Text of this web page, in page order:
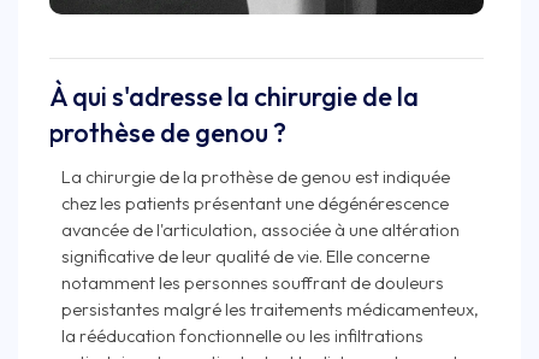
À qui s'adresse la chirurgie de la
prothèse de genou ?
La chirurgie de la prothèse de genou est indiquée
chez les patients présentant une dégénérescence
avancée de l'articulation, associée à une altération
significative de leur qualité de vie. Elle concerne
notamment les personnes souffrant de douleurs
persistantes malgré les traitements médicamenteux,
la rééducation fonctionnelle ou les infiltrations